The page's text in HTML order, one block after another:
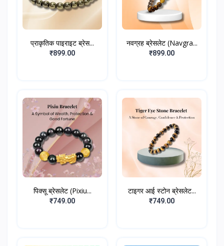
प्राकृतिक पाइराइट ब्रेस...
₹899.00
नवग्रह ब्रेसलेट (Navgra...
₹899.00
पिक्सू ब्रेसलेट (Pixiu...
₹749.00
टाइगर आई स्टोन ब्रेसलेट...
₹749.00